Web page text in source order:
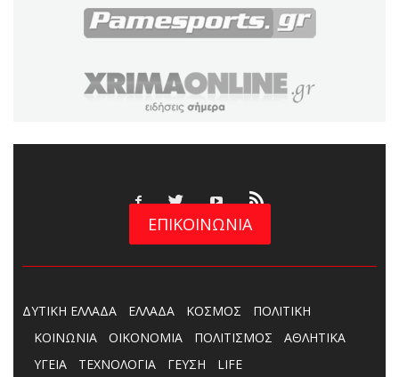
ΕΠΙΚΟΙΝΩΝΙΑ
ΔΥΤΙΚΗ ΕΛΛΑΔΑ ΕΛΛΑΔΑ ΚΟΣΜΟΣ
ΠΟΛΙΤΙΚΗ
ΚΟΙΝΩΝΙΑ
ΟΙΚΟΝΟΜΙΑ ΠΟΛΙΤΙΣΜΟΣ
ΑΘΛΗΤΙΚΑ
ΥΓΕΙΑ
ΤΕΧΝΟΛΟΓΙΑ ΓΕΥΣΗ LIFE